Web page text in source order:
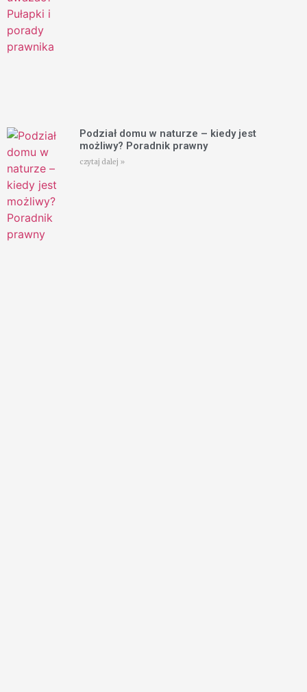
Podział domu w naturze – kiedy jest
możliwy? Poradnik prawny
czytaj dalej »